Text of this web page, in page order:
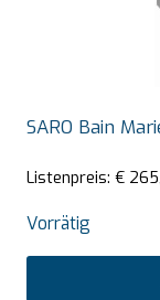
SARO Bain
Listenpreis: €
Vorrätig